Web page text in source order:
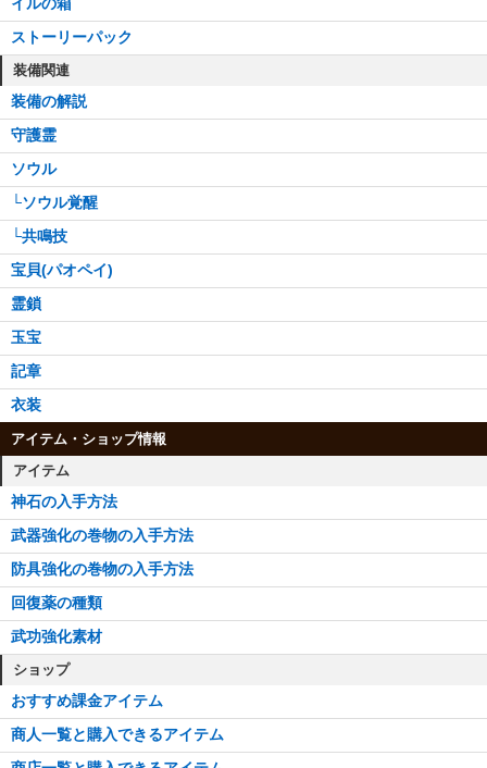
ストーリーパック
装備関連
装備の解説
守護霊
ソウル
└ソウル覚醒
└共鳴技
宝貝(パオペイ)
霊鎖
玉宝
記章
衣装
アイテム・ショップ情報
アイテム
神石の入手方法
武器強化の巻物の入手方法
防具強化の巻物の入手方法
回復薬の種類
武功強化素材
ショップ
おすすめ課金アイテム
商人一覧と購入できるアイテム